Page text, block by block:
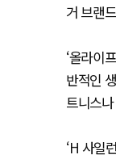
거 브랜
‘올라이
반적인
트니스
‘H 사일